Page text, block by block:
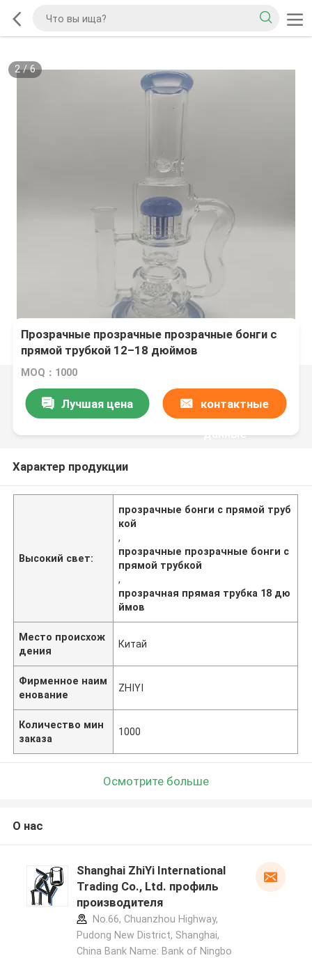
2/6
Прозрачные прозрачные прозрачные бонги с
прямой трубкой 12–18 дюймов
MOQ：1000
Лучшая цена контактные
данные
Характер продукции
Высокий свет:
прозрачные бонги с прямой труб
кой
,
прозрачные прозрачные бонги с
прямой трубкой
,
прозрачная прямая трубка 18 дю
ймов
Место происхож
дения
Китай
Фирменное наим
енование
ZHIYI
Количество мин
заказа
1000
Осмотрите больше
О нас
Shanghai ZhiYi International
Trading Co., Ltd. профиль
производителя
No.66, Chuanzhou Highway,
Pudong New District, Shanghai,
China Bank Name: Bank of Ningbo